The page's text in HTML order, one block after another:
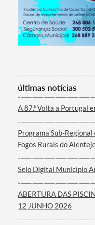
Categorias gerais
Filtros
últimas notícias
A 87.ª Volta a Portugal
Programa Sub-
Fogos Rurais do
Selo Digital Município
ABERTURA DAS
12 JUNHO 2026